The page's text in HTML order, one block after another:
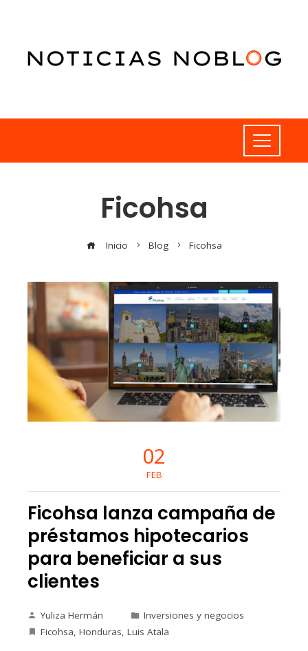
Ficohsa
Inicio Blog Ficohsa
02
FEB
Ficohsa lanza campaña de
préstamos hipotecarios
para beneficiar a sus
clientes
Yuliza Hermán
Inversiones y negocios
Ficohsa Honduras Luis Atala